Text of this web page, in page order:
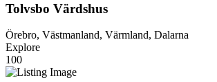
Tolvsbo Värdshus
Örebro, Västmanland, Värmland, Dalarna
Explore
100